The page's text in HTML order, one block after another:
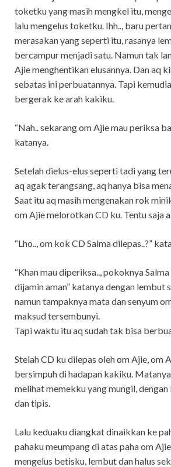
toketku yang masih mengkel itu,
lalu mengelus toketku. Ihh.., baru
merasakan yang seperti itu, rasanya
bercampur menjadi satu. Namun tak
Ajie menghentikan elusannya. Dan aq
sebatas ini perbuatannya. Tapi
bergerak ke arah kakiku.
“Nah.. sekarang om Ajie mau periksa
katanya.
Setelah dielus-elus seperti tadi yang
aq agak terangsang, aq hanya bisa
Saat itu aq masih mengenakan rok
om Ajie melorotkan CD ku. Tentu saja
“Lho.., om kok CD Salma dilepas..?”
“Khan mau diperiksa.., pokoknya Salma
dijamin aman” katanya dengan lembut
namun tampaknya mata dan senyum
maksud tersembunyi.
Tapi waktu itu aq sudah tak bisa
Stelah CD ku dilepas oleh om Ajie, om
bersimpuh di hadapan kakiku.
melihat memekku yang mungil,
dan tipis.
Lalu keduaku diangkat dinaikkan ke
pahaku meumpang di atas paha om
mengelus betisku, lembut dan halus